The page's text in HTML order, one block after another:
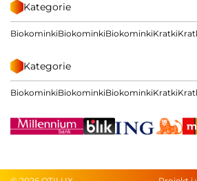
Kategorie
BiokominkiBiokominkiBiokominkiKratki
Kategorie
BiokominkiBiokominkiBiokominkiKratki